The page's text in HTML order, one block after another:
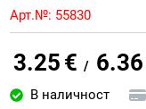
Арт.№: 55830
3.25 € / 6.36
В наличност